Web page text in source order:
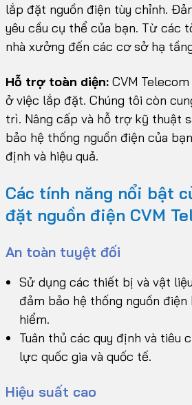
lắp đặt nguồn điện tùy chỉnh.
yêu cầu cụ thể của bạn. Từ các
nhà xưởng đến các cơ sở hạ
Hỗ trợ toàn diện: CVM
ở việc lắp đặt. Chúng tôi còn
trì. Nâng cấp và hỗ trợ kỹ thuật
bảo hệ thống nguồn điện của
định và hiệu quả.
Các tính năng nổi bật
đặt nguồn điện CVM
An toàn tuyệt đối
Sử dụng các thiết bị và vật
đảm bảo hệ thống nguồn điện
hiểm.
Tuân thủ các quy định và tiêu
lực quốc gia và quốc tế.
Hiệu suất cao